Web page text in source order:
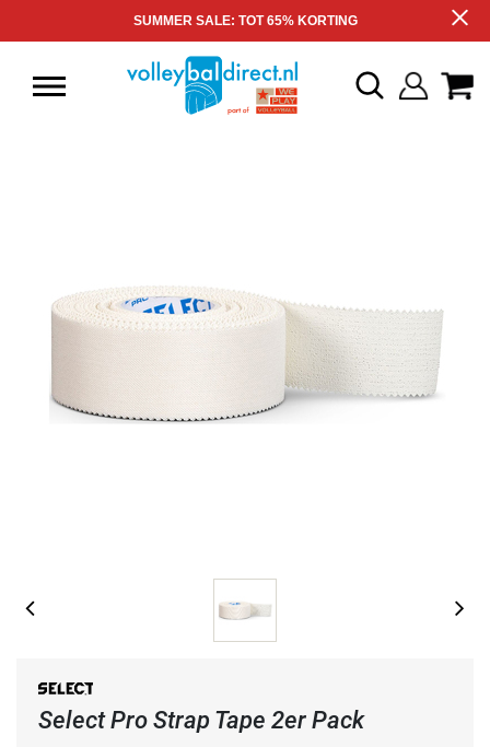
SUMMER SALE: TOT 65% KORTING
Select Pro Strap Tape 2er Pack